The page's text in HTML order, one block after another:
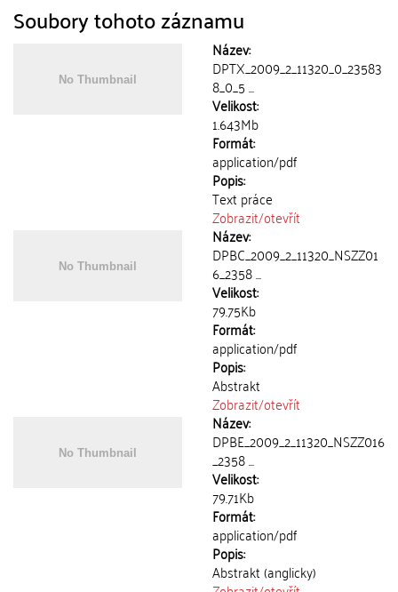
Soubory tohoto záznamu
Název:
DPTX_2009_2_11320_0_23583
8_0_5 ...
Velikost:
1.643Mb
Formát:
application/pdf
Popis:
Text práce
Zobrazit/otevřít
Název:
DPBC_2009_2_11320_NSZZ01
6_2358 ...
Velikost:
79.75Kb
Formát:
application/pdf
Popis:
Abstrakt
Zobrazit/otevřít
Název:
DPBE_2009_2_11320_NSZZ016
_2358 ...
Velikost:
79.71Kb
Formát:
application/pdf
Popis:
Abstrakt (anglicky)